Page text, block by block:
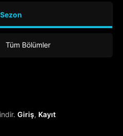
Tüm Bölümler
Giriş, Kayıt